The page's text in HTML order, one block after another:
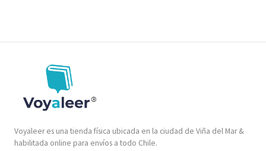
Voyaleer es una tienda física ubicada en la ciudad de Viña del Mar &
habilitada online para envíos a todo Chile.